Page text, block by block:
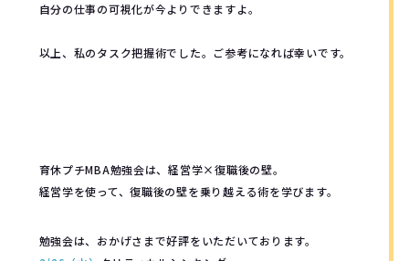
自分の仕事の可視化が今よりできますよ。
以上、私のタスク把握術でした。ご参考になれば幸いです。
育休プチMBA勉強会は、経営学×復職後の壁。
経営学を使って、復職後の壁を乗り越える術を学びます。
勉強会は、おかげさまで好評をいただいております。